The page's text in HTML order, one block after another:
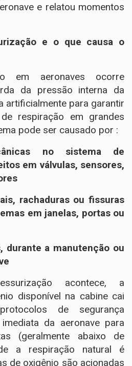
e relatou momentos
e o que causa o
em aeronaves ocorre
da pressão interna da
artificialmente para garantir
respiração em grandes
pode ser causado por :
no sistema de
em válvulas, sensores,
rachaduras ou fissuras
em janelas, portas ou
durante a manutenção ou
acontece, a
disponível na cabine cai
de segurança
da aeronave para
(geralmente abaixo de
a respiração natural é
de oxigênio são acionadas